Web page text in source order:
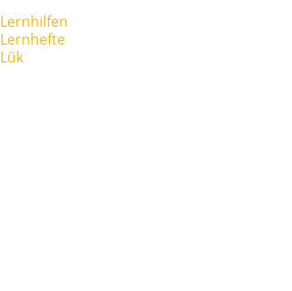
Lernhilfen
Lernhefte
Lük